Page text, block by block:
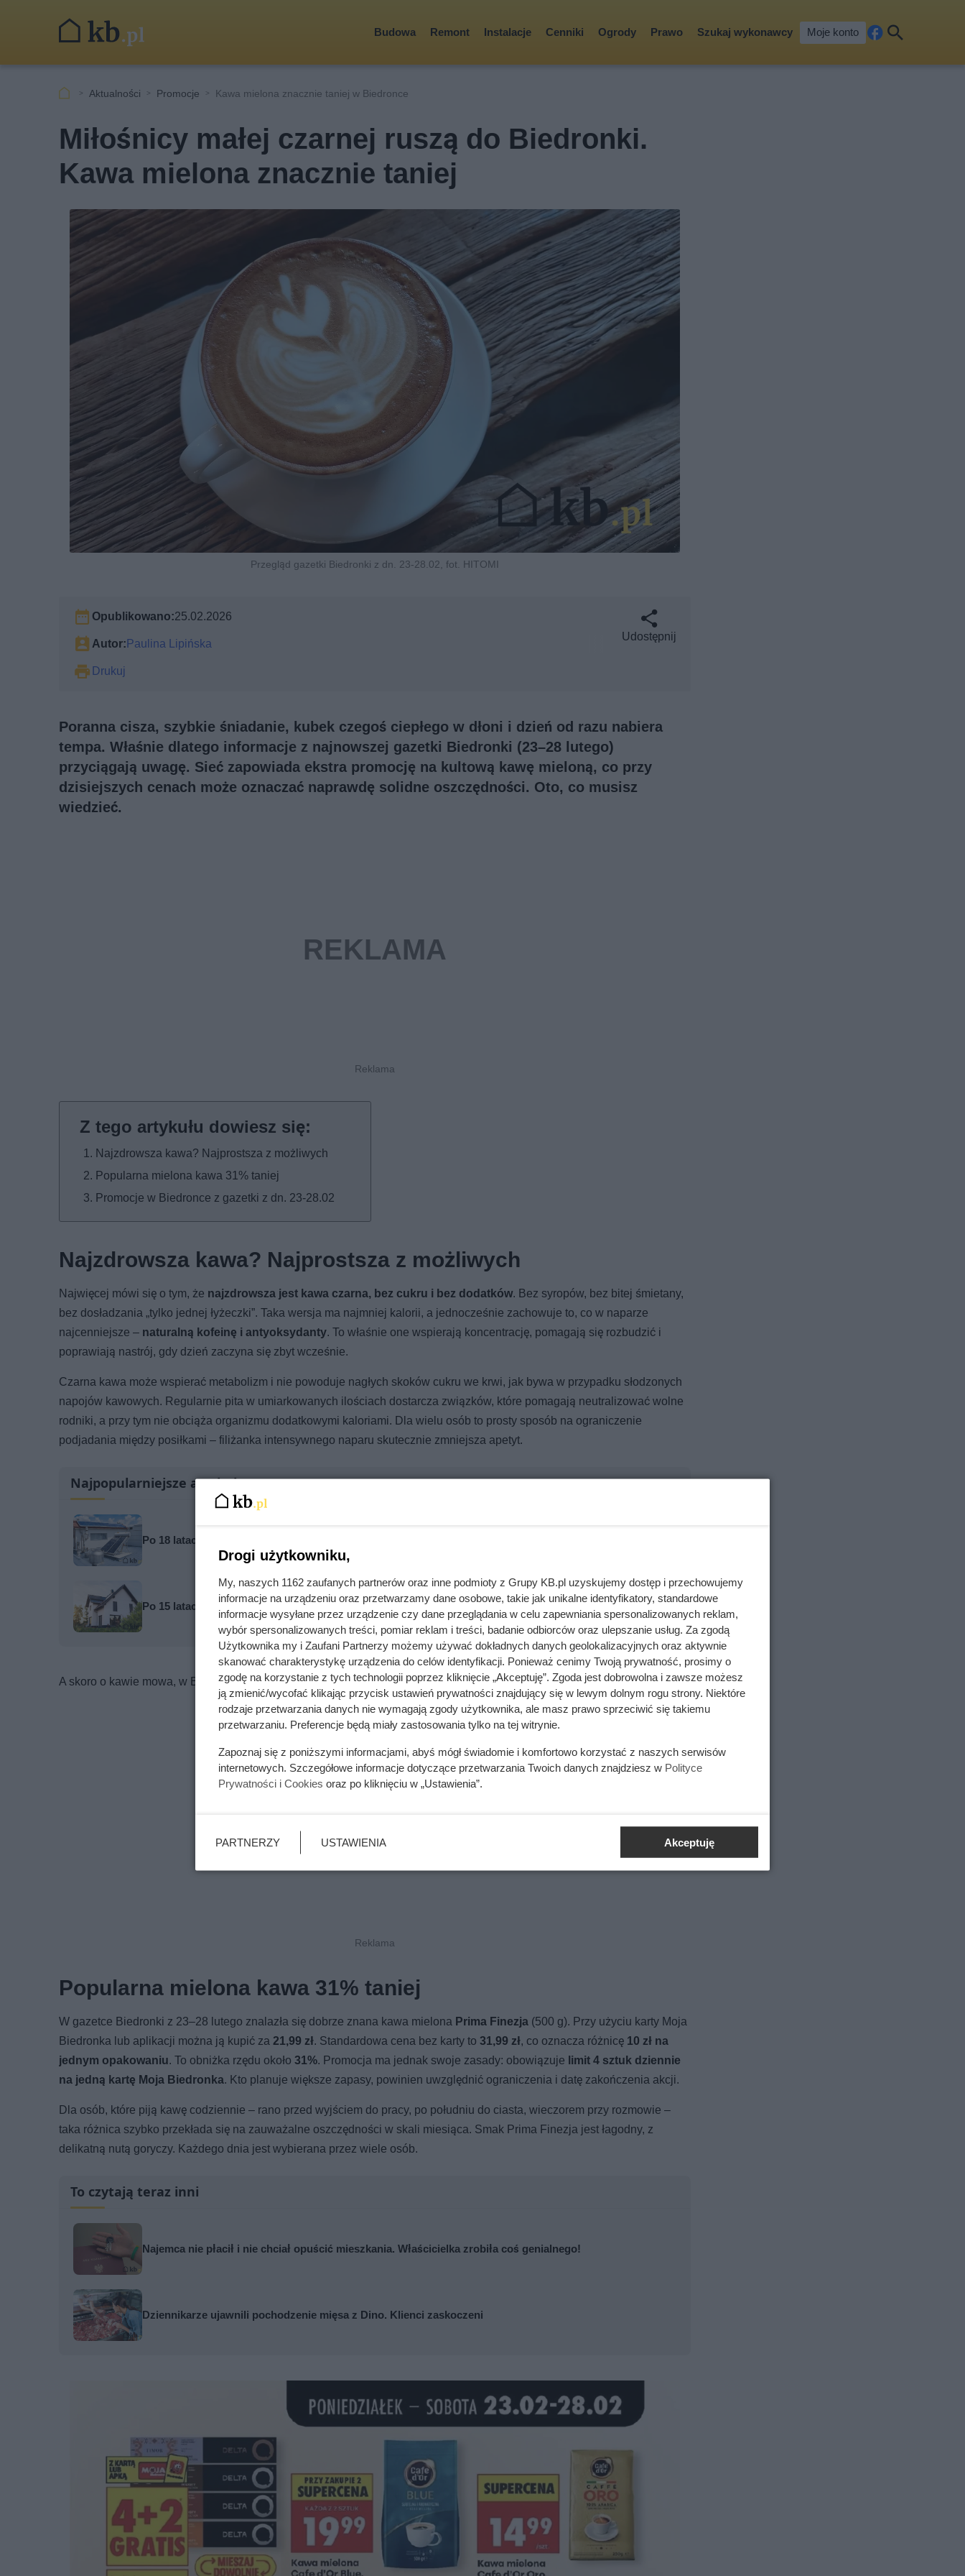
Budowa Remont Instalacje Cenniki Ogrody Prawo Szukaj wykonawcy Moje konto
cebkaj
Aktualności Promocje Kawa mielona znacznie taniej w Biedronce
Miłośnicy małej czarnej ruszą do Biedronki.
Kawa mielona znacznie taniej
Przegląd gazetki Biedronki z dn. 23-28.02, fot. HITOMI
Opublikowano:25.02.2026
Autor:Paulina Lipińska
Drukuj
Udostępnij
Poranna cisza, szybkie śniadanie, kubek czegoś ciepłego w dłoni i dzień od razu nabiera
tempa. Właśnie dlatego informacje z najnowszej gazetki Biedronki (23–28 lutego)
przyciągają uwagę. Sieć zapowiada ekstra promocję na kultową kawę mieloną, co przy
dzisiejszych cenach może oznaczać naprawdę solidne oszczędności. Oto, co musisz
wiedzieć.
Najzdrowsza kawa? Najprostsza z możliwych
Popularna mielona kawa 31% taniej
Promocje w Biedronce z gazetki z dn. 23-28.02
Najzdrowsza kawa? Najprostsza z możliwych
Najwięcej mówi się o tym, że najzdrowsza jest kawa czarna, bez cukru i bez dodatków. Bez syropów, bez bitej śmietany,
bez dosładzania „tylko jednej łyżeczki”. Taka wersja ma najmniej kalorii, a jednocześnie zachowuje to, co w naparze
najcenniejsze – naturalną kofeinę i antyoksydanty. To właśnie one wspierają koncentrację, pomagają się rozbudzić i
poprawiają nastrój, gdy dzień zaczyna się zbyt wcześnie.
Czarna kawa może wspierać metabolizm i nie powoduje nagłych skoków cukru we krwi, jak bywa w przypadku słodzonych
napojów kawowych. Regularnie pita w umiarkowanych ilościach dostarcza związków, które pomagają neutralizować wolne
rodniki, a przy tym nie obciąża organizmu dodatkowymi kaloriami. Dla wielu osób to prosty sposób na ograniczenie
podjadania między posiłkami – filiżanka intensywnego naparu skutecznie zmniejsza apetyt.
Najpopularniejsze artykuły
Po 18 latach sprawdzili kolektory słoneczne. Największe zaskoczenie było w instalacji
Po 15 latach zdjęli fragment elewacji. To, co zastali pod styropianem, zaskoczyło nawet wykonawcę
A skoro o kawie mowa, w Biedronce pojawiła się właśnie promocja na kawę mieloną, która przyciąga uwagę nie tylko ceną.
Popularna mielona kawa 31% taniej
W gazetce Biedronki z 23–28 lutego znalazła się dobrze znana kawa mielona Prima Finezja (500 g). Przy użyciu karty Moja
Biedronka lub aplikacji można ją kupić za 21,99 zł. Standardowa cena bez karty to 31,99 zł, co oznacza różnicę 10 zł na
jednym opakowaniu. To obniżka rzędu około 31%. Promocja ma jednak swoje zasady: obowiązuje limit 4 sztuk dziennie
na jedną kartę Moja Biedronka. Kto planuje większe zapasy, powinien uwzględnić ograniczenia i datę zakończenia akcji.
Dla osób, które piją kawę codziennie – rano przed wyjściem do pracy, po południu do ciasta, wieczorem przy rozmowie –
taka różnica szybko przekłada się na zauważalne oszczędności w skali miesiąca. Smak Prima Finezja jest łagodny, z
delikatną nutą goryczy. Każdego dnia jest wybierana przez wiele osób.
To czytają teraz inni
Najemca nie płacił i nie chciał opuścić mieszkania. Właścicielka zrobiła coś genialnego!
Dziennikarze ujawnili pochodzenie mięsa z Dino. Klienci zaskoczeni
Drogi użytkowniku,
My, naszych 1162 zaufanych partnerów oraz inne podmioty z Grupy KB.pl uzyskujemy dostęp i przechowujemy
informacje na urządzeniu oraz przetwarzamy dane osobowe, takie jak unikalne identyfikatory, standardowe
informacje wysyłane przez urządzenie czy dane przeglądania w celu zapewniania spersonalizowanych reklam,
wybór spersonalizowanych treści, pomiar reklam i treści, badanie odbiorców oraz ulepszanie usług. Za zgodą
Użytkownika my i Zaufani Partnerzy możemy używać dokładnych danych geolokalizacyjnych oraz aktywnie
skanować charakterystykę urządzenia do celów identyfikacji. Ponieważ cenimy Twoją prywatność, prosimy o
zgodę na korzystanie z tych technologii poprzez kliknięcie „Akceptuję”. Zgoda jest dobrowolna i zawsze możesz
ją zmienić/wycofać klikając przycisk ustawień prywatności znajdujący się w lewym dolnym rogu strony. Niektóre
rodzaje przetwarzania danych nie wymagają zgody użytkownika, ale masz prawo sprzeciwić się takiemu
przetwarzaniu. Preferencje będą miały zastosowania tylko na tej witrynie.
Zapoznaj się z poniższymi informacjami, abyś mógł świadomie i komfortowo korzystać z naszych serwisów
internetowych. Szczegółowe informacje dotyczące przetwarzania Twoich danych znajdziesz w Polityce
Prywatności i Cookies oraz po kliknięciu w „Ustawienia”.
PARTNERZY USTAWIENIA Akceptuję